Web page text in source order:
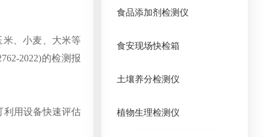
、小麦、大米等
2022)的检测报
用设备快速评估
食品添加剂检测仪
食安现场快检箱
土壤养分检测仪
植物生理检测仪